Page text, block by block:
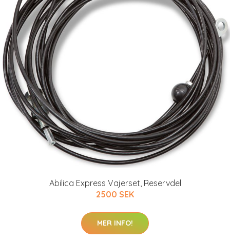
Abilica Express Vajerset, Reservdel
2500 SEK
MER INFO!